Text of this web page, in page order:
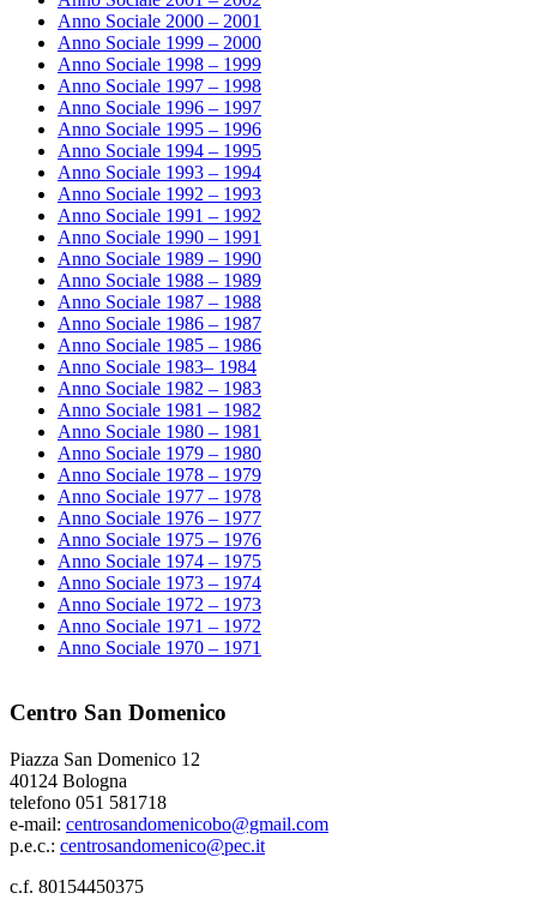
Anno Sociale 2000 – 2001
Anno Sociale 1999 – 2000
Anno Sociale 1998 – 1999
Anno Sociale 1997 – 1998
Anno Sociale 1996 – 1997
Anno Sociale 1995 – 1996
Anno Sociale 1994 – 1995
Anno Sociale 1993 – 1994
Anno Sociale 1992 – 1993
Anno Sociale 1991 – 1992
Anno Sociale 1990 – 1991
Anno Sociale 1989 – 1990
Anno Sociale 1988 – 1989
Anno Sociale 1987 – 1988
Anno Sociale 1986 – 1987
Anno Sociale 1985 – 1986
Anno Sociale 1983– 1984
Anno Sociale 1982 – 1983
Anno Sociale 1981 – 1982
Anno Sociale 1980 – 1981
Anno Sociale 1979 – 1980
Anno Sociale 1978 – 1979
Anno Sociale 1977 – 1978
Anno Sociale 1976 – 1977
Anno Sociale 1975 – 1976
Anno Sociale 1974 – 1975
Anno Sociale 1973 – 1974
Anno Sociale 1972 – 1973
Anno Sociale 1971 – 1972
Anno Sociale 1970 – 1971
Centro San Domenico
Piazza San Domenico 12
40124 Bologna
telefono 051 581718
e-mail: centrosandomenicobo@gmail.com
p.e.c.: centrosandomenico@pec.it
c.f. 80154450375